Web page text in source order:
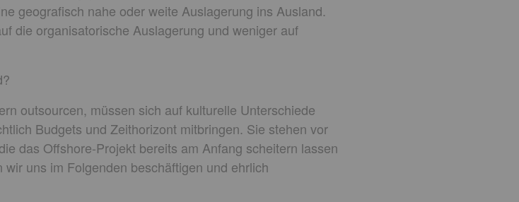
geografisch nahe oder weite Auslagerung ins Ausland.
die organisatorische Auslagerung und weniger auf
outsourcen, müssen sich auf kulturelle Unterschiede
Budgets und Zeithorizont mitbringen. Sie stehen vor
das Offshore-Projekt bereits am Anfang scheitern lassen
uns im Folgenden beschäftigen und ehrlich